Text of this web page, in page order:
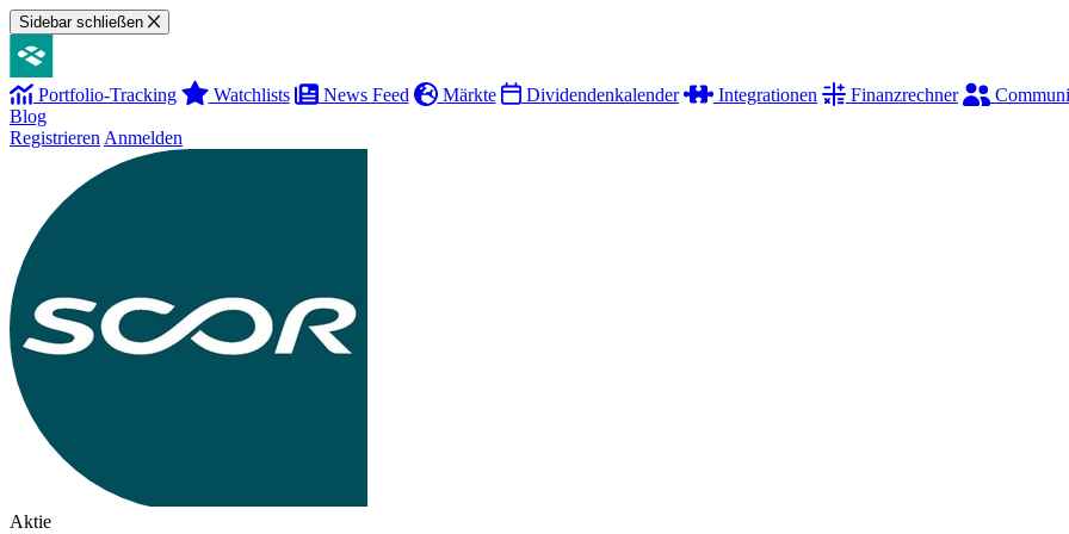
Sidebar schließen
Portfolio-Tracking Watchlists News Feed Märkte Dividendenkalender Integrationen Finanzrechner
Blog
Registrieren Anmelden
Aktie